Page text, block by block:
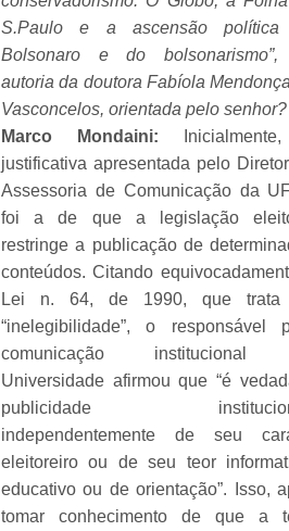
S.Paulo e a ascensão política
Bolsonaro e do
autoria da doutora Fabíola
Vasconcelos, orientada pelo senhor?
Marco Mondaini:
justificativa apresentada pelo
Assessoria de Comunicação da
foi a de que a legislação
restringe a publicação de
conteúdos. Citando
Lei n. 64, de 1990, que trata
“inelegibilidade”, o responsável
comunicação institucional
Universidade afirmou que “é
publicidade
independentemente de seu
eleitoreiro ou de seu teor
educativo ou de orientação”. Isso,
tomar conhecimento de que a